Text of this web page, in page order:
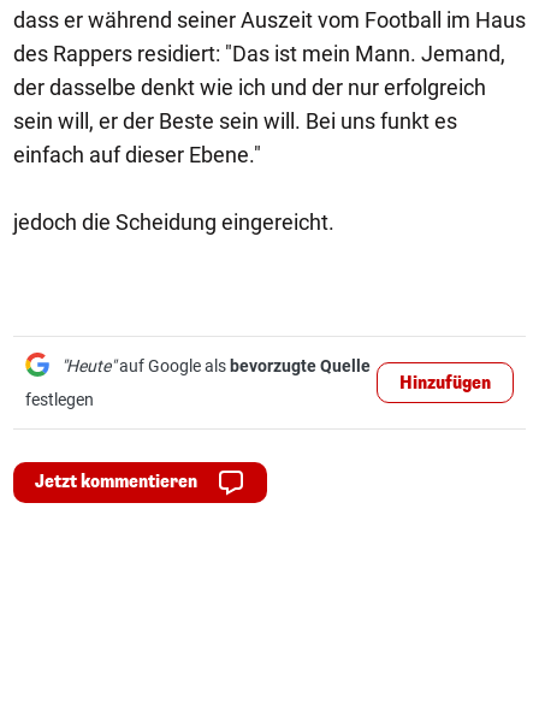
dass er während seiner Auszeit vom Football im Haus
des Rappers residiert: "Das ist mein Mann. Jemand,
der dasselbe denkt wie ich und der nur erfolgreich
sein will, er der Beste sein will. Bei uns funkt es
einfach auf dieser Ebene."
jedoch die Scheidung eingereicht.
"Heute"auf Google als bevorzugte Quelle
festlegen
Hinzufügen
Jetzt kommentieren